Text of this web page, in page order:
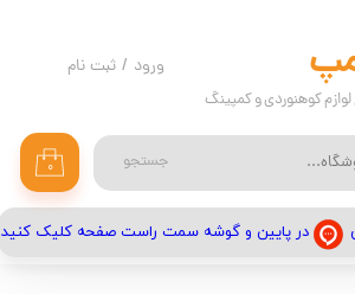
جستجو ۰
ورود / ثبت نام
در پایین و گوشه سمت راست صفحه کلیک کنید
کوهنوردی و کمپینگ